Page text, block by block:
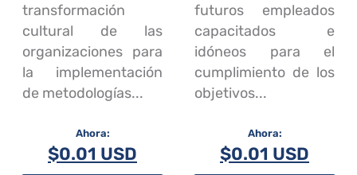
transformación
cultural de las
organizaciones para
la implementación
de metodologías...
$0.01 USD
futuros empleados
capacitados e
idóneos para el
cumplimiento de los
objetivos...
$0.01 USD